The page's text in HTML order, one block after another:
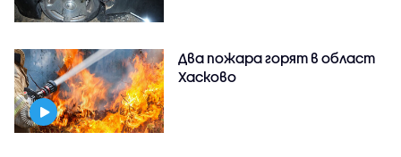
Два пожара горят в област
Хасково